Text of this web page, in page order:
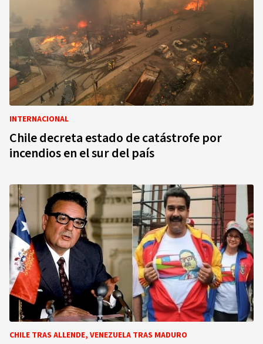
INTERNACIONAL
Chile decreta estado de catástrofe por
incendios en el sur del país
CHILE TRAS ALLENDE, VENEZUELA TRAS MADURO